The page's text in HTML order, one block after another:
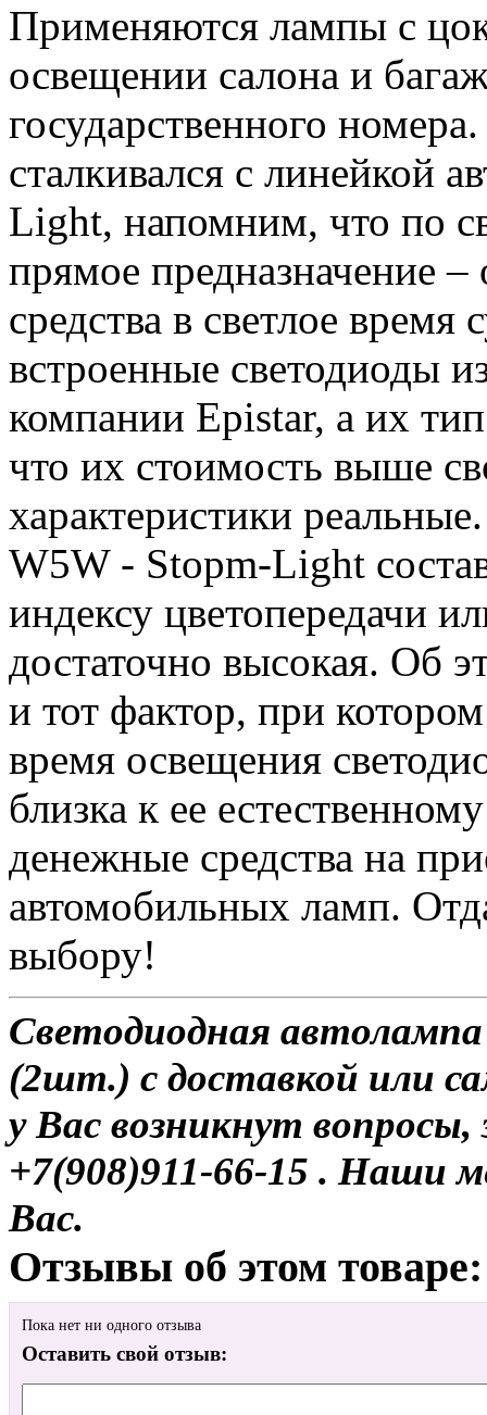
Применяются лампы с
освещении салона и
государственного
сталкивался с линейкой
Light, напомним, что по
прямое предназначение –
средства в светлое
встроенные светодиоды
компании Epistar, а их
что их стоимость выше
характеристики
W5W - Stopm-Light
индексу цветопередачи
достаточно высокая. Об
и тот фактор, при
время освещения
близка к ее
денежные средства на
автомобильных ламп.
выбору!
Светодиодная
(2шт.) с доставкой или
у Вас возникнут
+7(908)911-66-15 . Наши
Вас.
Отзывы об этом товаре:
Пока нет ни одного отзыва
Оставить свой отзыв: